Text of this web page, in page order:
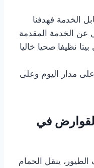
الخدمة فهدفنا
عن الخدمة المقدمة
نظيفا صحيا خاليا
24 ساعة على مدار اليوم وعلى
في
ينقل الحمام